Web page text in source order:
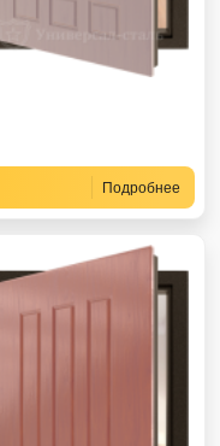
Подробнее